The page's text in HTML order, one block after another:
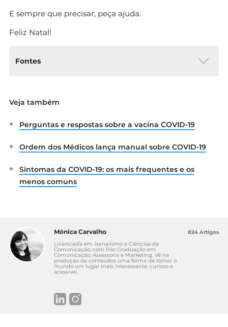
E sempre que precisar, peça ajuda.
Feliz Natal!
Fontes
(n)o Natal?”. Disponível em:
os/documentos/doc_covid_19_comovamosf
Veja também
Perguntas e respostas sobre a vacina COVID-19
Ordem dos Médicos lança manual sobre COVID-19
Sintomas da COVID-19: os mais frequentes e os
menos comuns
Mónica Carvalho
Licenciada em Jornalismo e Ciências da
Comunicação, com Pós-Graduação em
Comunicação, Assessoria e Marketing. Vê na
produção de conteúdos uma forma de tornar o
mundo um lugar mais interessante, curioso e
acessível.
824 Artigos